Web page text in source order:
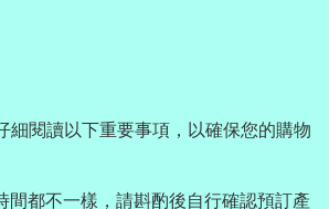
細閱讀以下重要事項，以確保您的購物
都不一樣，請斟酌後自行確認預訂產